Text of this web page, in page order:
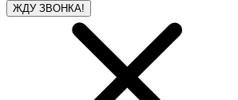
ЖДУ ЗВОНКА!